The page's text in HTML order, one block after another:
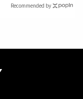
Recommended by